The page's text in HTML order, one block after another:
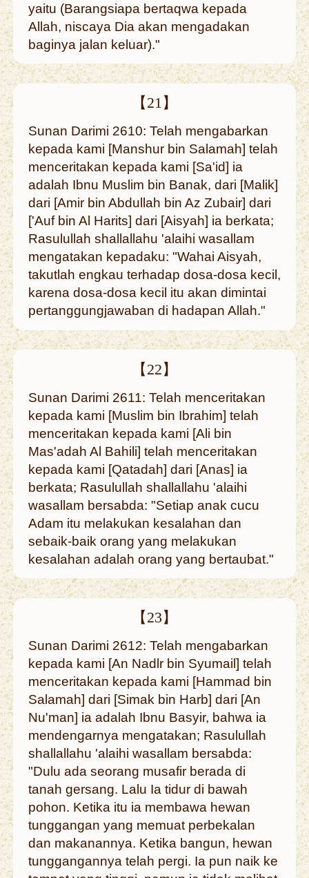
yaitu (Barangsiapa bertaqwa kepada
Allah, niscaya Dia akan mengadakan
baginya jalan keluar)."
【21】
Sunan Darimi 2610: Telah mengabarkan
kepada kami [Manshur bin Salamah] telah
menceritakan kepada kami [Sa'id] ia
adalah Ibnu Muslim bin Banak, dari [Malik]
dari [Amir bin Abdullah bin Az Zubair] dari
['Auf bin Al Harits] dari [Aisyah] ia berkata;
Rasulullah shallallahu 'alaihi wasallam
mengatakan kepadaku: "Wahai Aisyah,
takutlah engkau terhadap dosa-dosa kecil,
karena dosa-dosa kecil itu akan dimintai
pertanggungjawaban di hadapan Allah."
【22】
Sunan Darimi 2611: Telah menceritakan
kepada kami [Muslim bin Ibrahim] telah
menceritakan kepada kami [Ali bin
Mas'adah Al Bahili] telah menceritakan
kepada kami [Qatadah] dari [Anas] ia
berkata; Rasulullah shallallahu 'alaihi
wasallam bersabda: "Setiap anak cucu
Adam itu melakukan kesalahan dan
sebaik-baik orang yang melakukan
kesalahan adalah orang yang bertaubat."
【23】
Sunan Darimi 2612: Telah mengabarkan
kepada kami [An Nadlr bin Syumail] telah
menceritakan kepada kami [Hammad bin
Salamah] dari [Simak bin Harb] dari [An
Nu'man] ia adalah Ibnu Basyir, bahwa ia
mendengarnya mengatakan; Rasulullah
shallallahu 'alaihi wasallam bersabda:
"Dulu ada seorang musafir berada di
tanah gersang. Lalu Ia tidur di bawah
pohon. Ketika itu ia membawa hewan
tunggangan yang memuat perbekalan
dan makanannya. Ketika bangun, hewan
tunggangannya telah pergi. Ia pun naik ke